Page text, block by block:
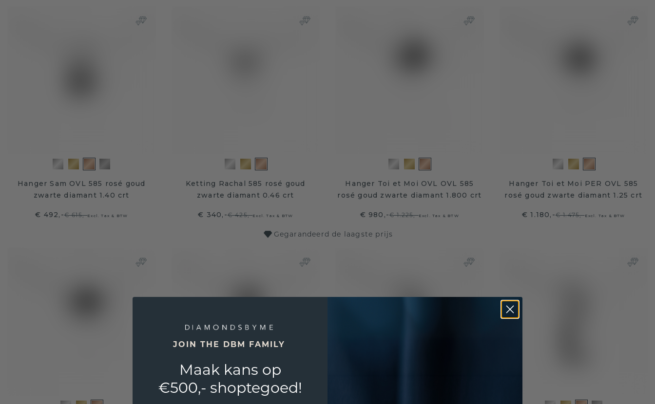
Hanger Sam OVL 585 rosé goud
zwarte diamant 1.40 crt
€ 492,-€ 615,-Excl. Tax & BTW
Ketting Rachal 585 rosé goud
zwarte diamant 0.46 crt
€ 340,-€ 425,-Excl. Tax & BTW
Hanger Toi et Moi OVL OVL 585
rosé goud zwarte diamant 1.800 crt
€ 980,-€ 1.225,-Excl. Tax & BTW
Hanger Toi et Moi PER OVL 585
rosé goud zwarte diamant 1.25 crt
€ 1.180,-€ 1.475,-Excl. Tax & BTW
Gegarandeerd de laagste prijs
JOIN THE DBM FAMILY
Maak kans op
€500,- shoptegoed!